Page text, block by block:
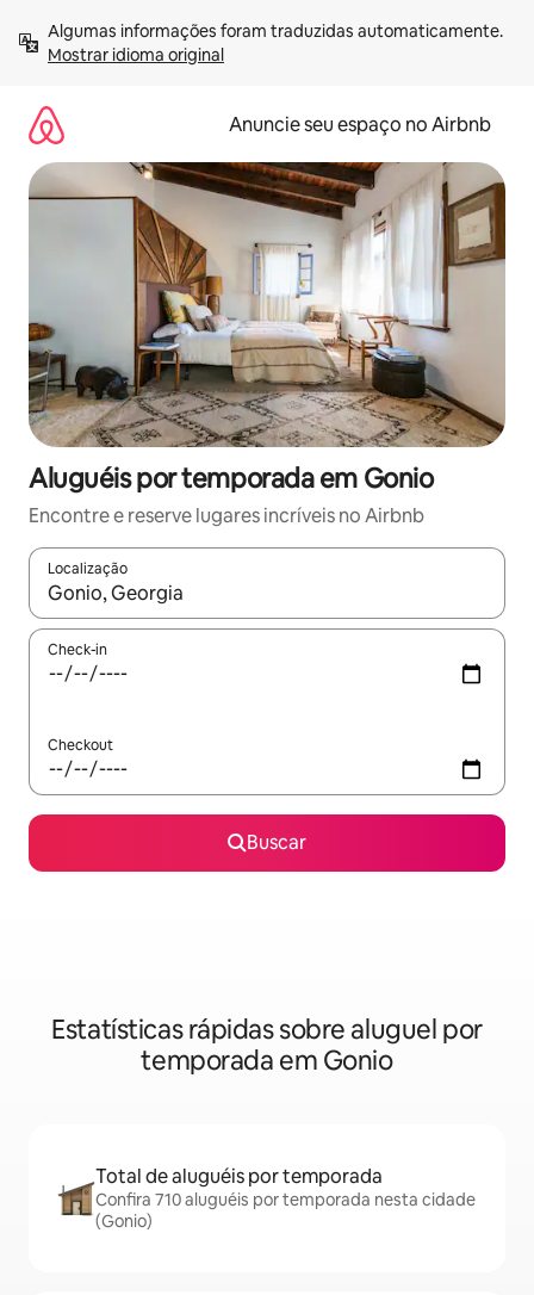
para
Mostrar idioma original
Anuncie seu espaço no Airbnb
Aluguéis por temporada em Gonio
Encontre e reserve lugares incríveis no Airbnb
Localização
Quando os resultados estiverem disponíveis, explore-os
Check-in
Checkout
Buscar
Estatísticas rápidas sobre aluguel por
temporada em Gonio
Total de aluguéis por temporada
Confira 710 aluguéis por temporada nesta cidade
(Gonio)